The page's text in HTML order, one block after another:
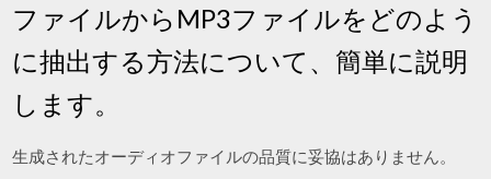
ファイルからMP3ファイルをどのよう
に抽出する方法について、簡単に説明
します。
生成されたオーディオファイルの品質に妥協はありません。